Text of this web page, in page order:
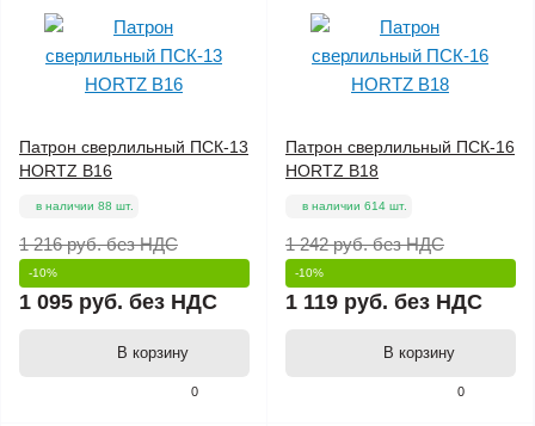
0
Патрон сверлильный ПСК-13
HORTZ В16
в наличии 88 шт.
1 216 руб.без НДС
-10%
1 095 руб. без НДС
В корзину
0
Патрон сверлильный ПСК-16
HORTZ В18
в наличии 614 шт.
1 242 руб.без НДС
-10%
1 119 руб. без НДС
В корзину